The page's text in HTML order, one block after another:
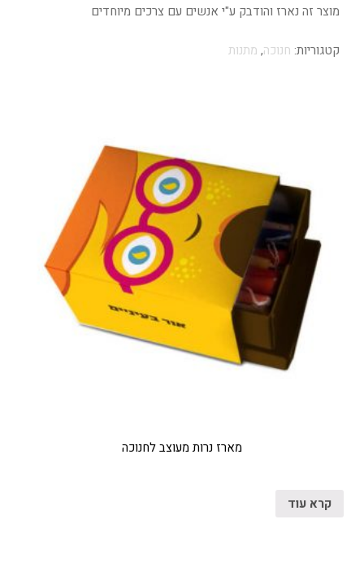
מוצר זה נארז והודבק ע"י אנשים עם צרכים מיוחדים
קטגוריות: חנוכה, מתנות
מארז נרות מעוצב לחנוכה
קרא עוד